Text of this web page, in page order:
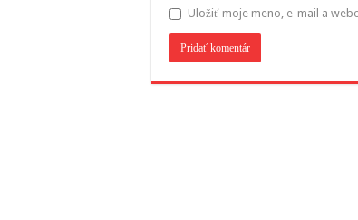
Uložiť moje meno, e-mail a